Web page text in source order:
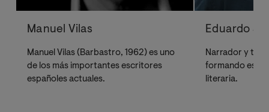
Manuel Vilas
Manuel Vilas (Barbastro, 1962) es uno
de los más importantes escritores
españoles actuales.
Eduardo
Narrador y
formando
literaria.